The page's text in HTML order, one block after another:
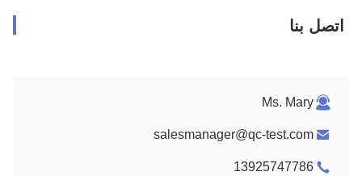
اتصل بنا
Ms. Mary
salesmanager@qc-test.com
13925747786